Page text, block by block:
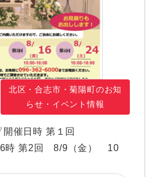
北区・合志市・菊陽町のお知
らせ・イベント情報
開催日時 第１回
時 第2回 8/9（金） 10